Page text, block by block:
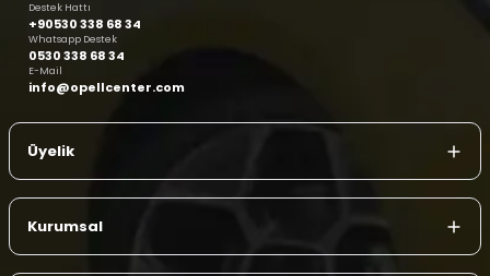
Destek Hattı
+90530 338 68 34
Whatsapp Destek
0530 338 68 34
E-Mail
info@opellcenter.com
Üyelik
Kurumsal